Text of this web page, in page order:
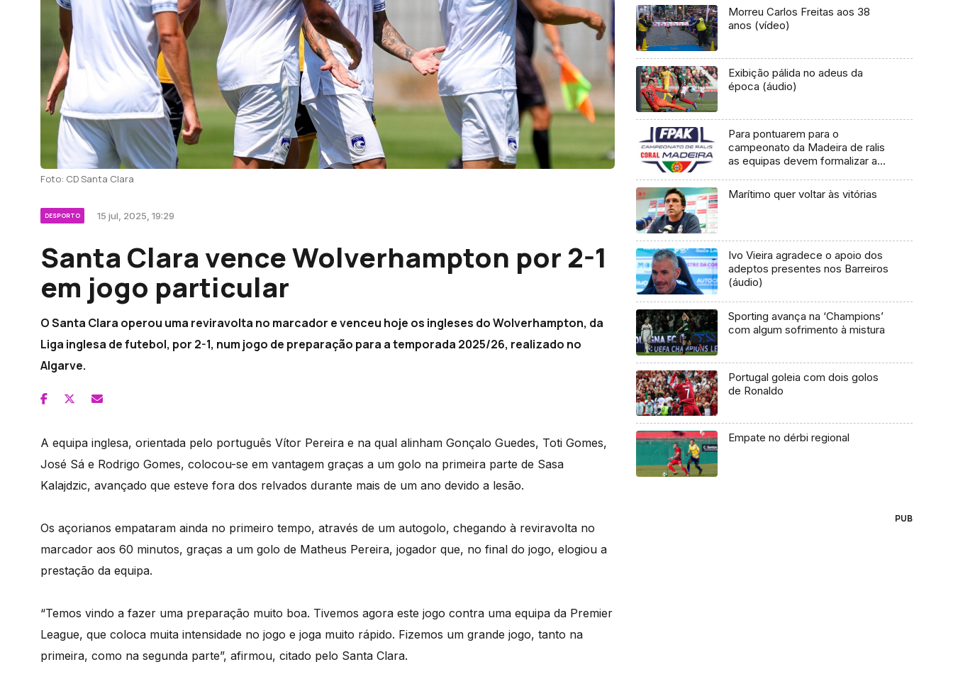
Foto: CD Santa Clara
DESPORTO 15 jul, 2025, 19:29
Santa Clara vence Wolverhampton por 2-1
em jogo particular
O Santa Clara operou uma reviravolta no marcador e venceu hoje os ingleses do Wolverhampton, da
Liga inglesa de futebol, por 2-1, num jogo de preparação para a temporada 2025/26, realizado no
Algarve.
A equipa inglesa, orientada pelo português Vítor Pereira e na qual alinham Gonçalo Guedes, Toti Gomes,
José Sá e Rodrigo Gomes, colocou-se em vantagem graças a um golo na primeira parte de Sasa
Kalajdzic, avançado que esteve fora dos relvados durante mais de um ano devido a lesão.
Os açorianos empataram ainda no primeiro tempo, através de um autogolo, chegando à reviravolta no
marcador aos 60 minutos, graças a um golo de Matheus Pereira, jogador que, no final do jogo, elogiou a
prestação da equipa.
“Temos vindo a fazer uma preparação muito boa. Tivemos agora este jogo contra uma equipa da Premier
League, que coloca muita intensidade no jogo e joga muito rápido. Fizemos um grande jogo, tanto na
primeira, como na segunda parte”, afirmou, citado pelo Santa Clara.
Morreu Carlos Freitas aos 38
anos (vídeo)
Exibição pálida no adeus da
época (áudio)
Para pontuarem para o
campeonato da Madeira de ralis
as equipas devem formalizar a
Marítimo quer voltar às vitórias
Ivo Vieira agradece o apoio dos
adeptos presentes nos Barreiros
(áudio)
Sporting avança na ‘Champions’
com algum sofrimento à mistura
Portugal goleia com dois golos
de Ronaldo
Empate no dérbi regional
PUB